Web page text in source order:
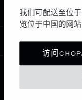
我们可配送至位
览位于中国的网
访问
中国
本地化（更
更改国家/地